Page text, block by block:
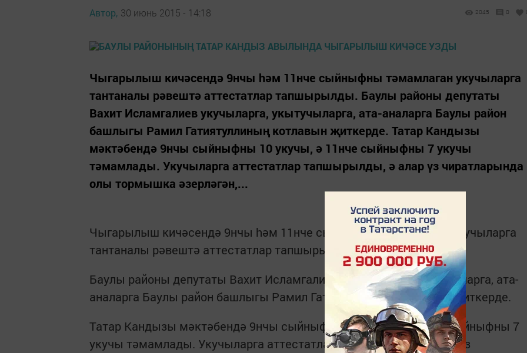
Автор, 30 июнь 2015 - 14:18 2045 0
Чыгарылыш кичәсендә 9нчы hәм 11нче сыйныфны тәмамлаган укучыларга
тантаналы рәвештә аттестатлар тапшырылды. Баулы районы депутаты
Вахит Исламгалиев укучыларга, укытучыларга, ата-аналарга Баулы район
башлыгы Рамил Гатиятуллиның котлавын җиткерде. Татар Кандызы
мәктәбендә 9нчы сыйныфны 10 укучы, ә 11нче сыйныфны 7 укучы
тәмамлады. Укучыларга аттестатлар тапшырылды, ә алар үз чиратларында
олы тормышка әзерләгән,...
Чыгарылыш кичәсендә 9нчы hәм 11нче сыйныфны тәмамлаган укучыларга
тантаналы рәвештә аттестатлар тапшырылды.
Баулы районы депутаты Вахит Исламгалиев укучыларга, укытучыларга, ата-
аналарга Баулы район башлыгы Рамил Гатиятуллиның котлавын җиткерде.
Татар Кандызы мәктәбендә 9нчы сыйныфны 10 укучы, ә 11нче сыйныфны 7
укучы тәмамлады. Укучыларга аттестатлар тапшырылды, ә алар үз